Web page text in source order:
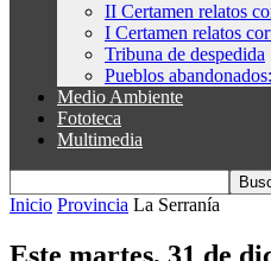
II Certamen relatos
I Certamen relatos
Tribuna de despedida
Pueblos
Medio Ambiente
Fototeca
Multimedia
Inicio Provincia La Serranía